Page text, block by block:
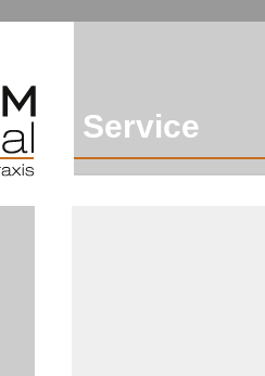
Service